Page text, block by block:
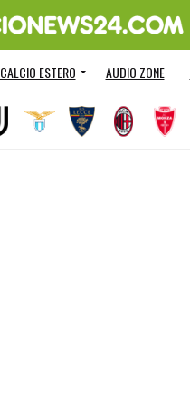
CALCIO ESTERO AUDIO ZONE